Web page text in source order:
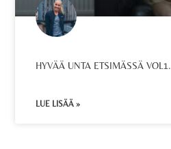
HYVÄÄ UNTA ETSIMÄSSÄ VOL1.
LUE LISÄÄ »